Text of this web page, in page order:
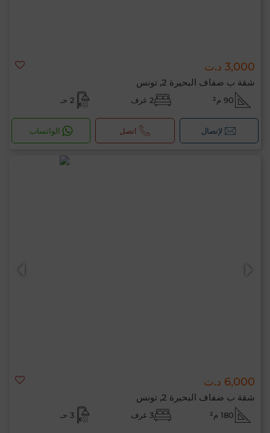
3,000 د.ت
شقة ب ضفاف البحيرة 2, تونس
90 م² 2 غرف 2 حـ
لإتصال اتصل الواتساب
6,000 د.ت
شقة ب ضفاف البحيرة 2, تونس
180 م² 3 غرف 3 حـ